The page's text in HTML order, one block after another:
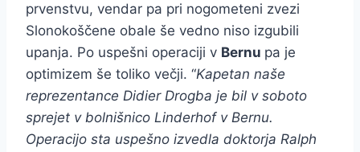
prvenstvu, vendar pa pri nogometeni zvezi
Slonokoščene obale še vedno niso izgubili
upanja. Po uspešni operaciji v Bernu pa je
optimizem še toliko večji. “Kapetan naše
reprezentance Didier Drogba je bil v soboto
sprejet v bolnišnico Linderhof v Bernu.
Operacijo sta uspešno izvedla doktorja Ralph